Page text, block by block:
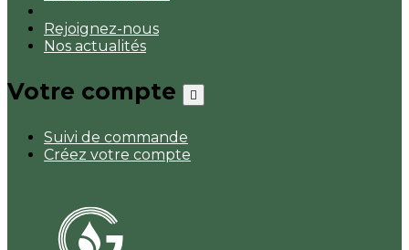
Rejoignez-nous
Nos actualités
Votre compte 
Suivi de commande
Créez votre compte